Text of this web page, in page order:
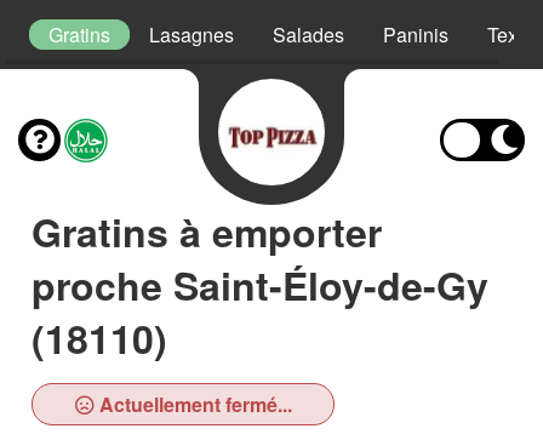
Gratins Lasagnes Salades Paninis Tex
Gratins à emporter
proche Saint-Éloy-de-Gy
(18110)
Actuellement fermé...